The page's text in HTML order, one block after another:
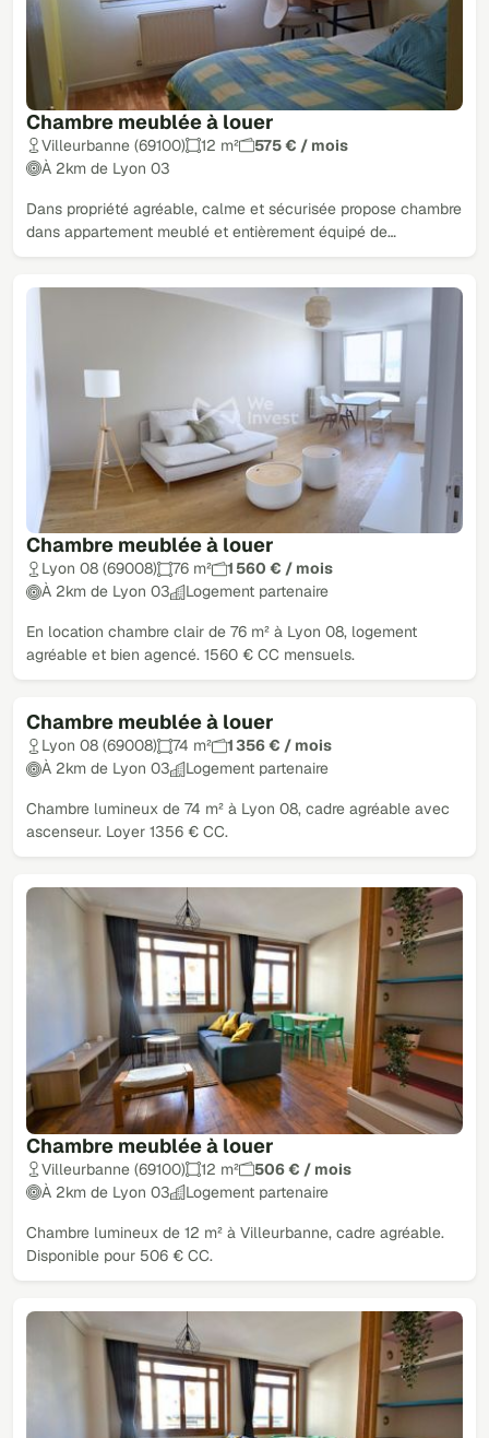
Chambre meublée à louer
Villeurbanne (69100) 12 m²
575 € / mois
À 2km de Lyon 03
Dans propriété agréable, calme et sécurisée propose chambre
dans appartement meublé et entièrement équipé de…
Chambre meublée à louer
Lyon 08 (69008) 76 m²
1 560 € / mois
À 2km de Lyon 03
Logement partenaire
En location chambre clair de 76 m² à Lyon 08, logement
agréable et bien agencé. 1560 € CC mensuels.
Chambre meublée à louer
Lyon 08 (69008) 74 m²
1 356 € / mois
À 2km de Lyon 03
Logement partenaire
Chambre lumineux de 74 m² à Lyon 08, cadre agréable avec
ascenseur. Loyer 1356 € CC.
Chambre meublée à louer
Villeurbanne (69100) 12 m²
506 € / mois
À 2km de Lyon 03
Logement partenaire
Chambre lumineux de 12 m² à Villeurbanne, cadre agréable.
Disponible pour 506 € CC.